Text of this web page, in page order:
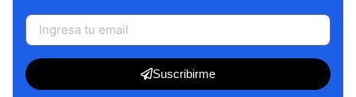
Suscribirme